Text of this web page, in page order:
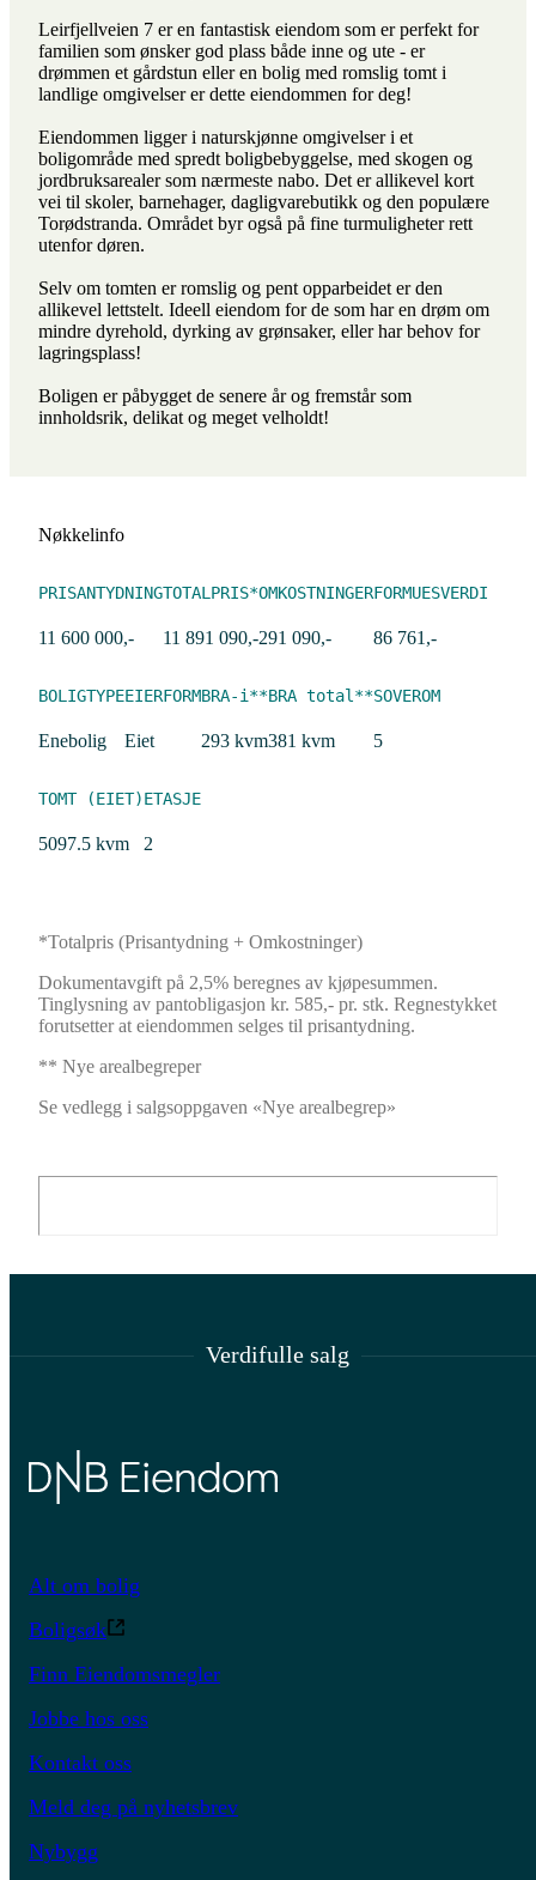
Leirfjellveien 7 er en fantastisk eiendom som er perfekt for
familien som ønsker god plass både inne og ute - er
drømmen et gårdstun eller en bolig med romslig tomt i
landlige omgivelser er dette eiendommen for deg!
Eiendommen ligger i naturskjønne omgivelser i et
boligområde med spredt boligbebyggelse, med skogen og
jordbruksarealer som nærmeste nabo. Det er allikevel kort
vei til skoler, barnehager, dagligvarebutikk og den populære
Torødstranda. Området byr også på fine turmuligheter rett
utenfor døren.
Selv om tomten er romslig og pent opparbeidet er den
allikevel lettstelt. Ideell eiendom for de som har en drøm om
mindre dyrehold, dyrking av grønsaker, eller har behov for
lagringsplass!
Boligen er påbygget de senere år og fremstår som
innholdsrik, delikat og meget velholdt!
Nøkkelinfo
PRISANTYDNING
11 600 000,-
TOTALPRIS*
11 891 090,-
OMKOSTNINGER
291 090,-
FORMUESVERDI
86 761,-
BOLIGTYPE
Enebolig
EIERFORM
Eiet
BRA-i**
293 kvm
BRA total**
381 kvm
SOVEROM
5
TOMT (EIET)
5097.5 kvm
ETASJE
2
*Totalpris (Prisantydning + Omkostninger)
Dokumentavgift på 2,5% beregnes av kjøpesummen.
Tinglysning av pantobligasjon kr. 585,- pr. stk. Regnestykket
forutsetter at eiendommen selges til prisantydning.
** Nye arealbegreper
Se vedlegg i salgsoppgaven «Nye arealbegrep»
Verdifulle salg
Alt om bolig
Boligsøk
Finn Eiendomsmegler
Jobbe hos oss
Kontakt oss
Meld deg på nyhetsbrev
Nybygg